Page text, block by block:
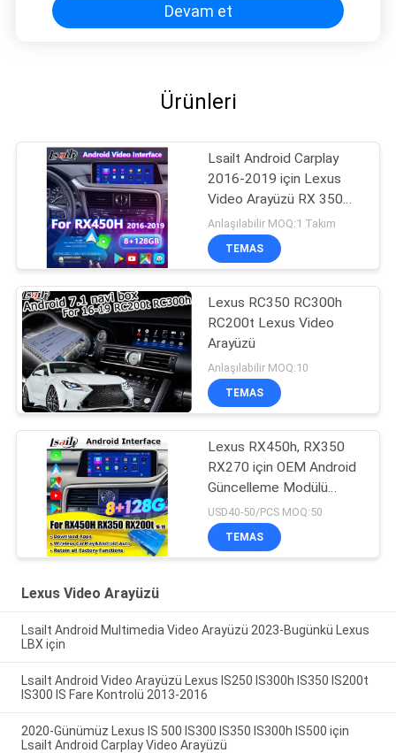
Devam et
Ürünleri
Lsailt Android Carplay
2016-2019 için Lexus
Video Arayüzü RX 350
RX450h RX200t RX350L
RX450L RX300 RX350
Anlaşılabilir MOQ:1 Takım
TEMAS
Lexus RC350 RC300h
RC200t Lexus Video
Arayüzü
Anlaşılabilir MOQ:10
TEMAS
Lexus RX450h, RX350
RX270 için OEM Android
Güncelleme Modülü
2016-2021 Entegrasyon
Kablosuz CarPlay,
Android Auto,
USD40-50/PCS MOQ:50
TEMAS
Lexus Video Arayüzü
Lsailt Android Multimedia Video Arayüzü 2023-Bugünkü Lexus
LBX için
Lsailt Android Video Arayüzü Lexus IS250 IS300h IS350 IS200t
IS300 IS Fare Kontrolü 2013-2016
2020-Günümüz Lexus IS 500 IS300 IS350 IS300h IS500 için
Lsailt Android Carplay Video Arayüzü